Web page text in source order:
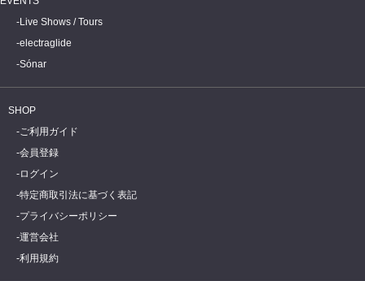
Live Shows / Tours
electraglide
Sónar
SHOP
ご利用ガイド
会員登録
ログイン
特定商取引法に基づく表記
プライバシーポリシー
運営会社
利用規約